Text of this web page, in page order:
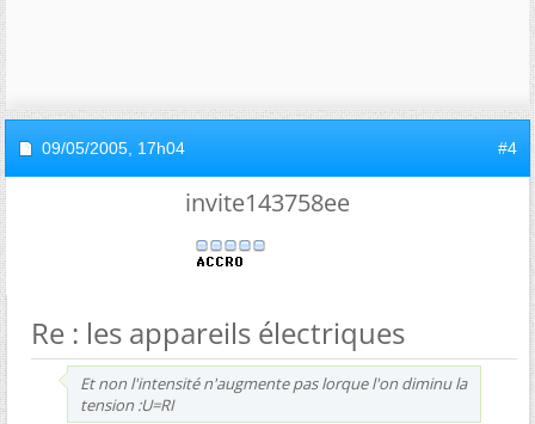
09/05/2005, 17h04 #4
invite143758ee
Re : les appareils électriques
Et non l'intensité n'augmente pas lorque l'on diminu la
tension :U=RI